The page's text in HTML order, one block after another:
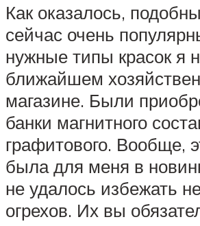
Как оказалось,
сейчас очень
нужные типы красок я
ближайшем
магазине. Были
банки магнитного
графитового. Вообще,
была для меня в
не удалось избежать
огрехов. Их вы